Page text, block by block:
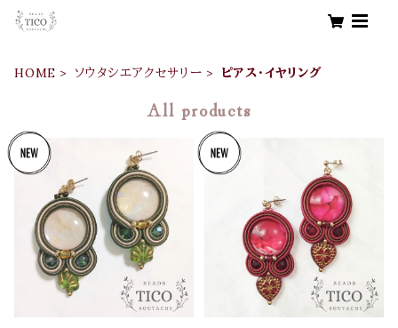
HOME ソウタシエアクセサリー ピアス･イヤリング
All products